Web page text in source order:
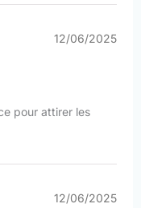
12/06/2025
pour attirer les
12/06/2025